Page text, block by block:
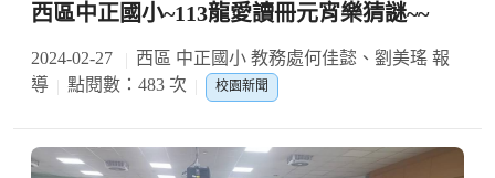
西區中正國小~113龍愛讀冊元宵樂猜謎~~
2024-02-27
西區 中正國小 教務處何佳懿、劉美瑤 報
導
點閱數：483 次 校園新聞